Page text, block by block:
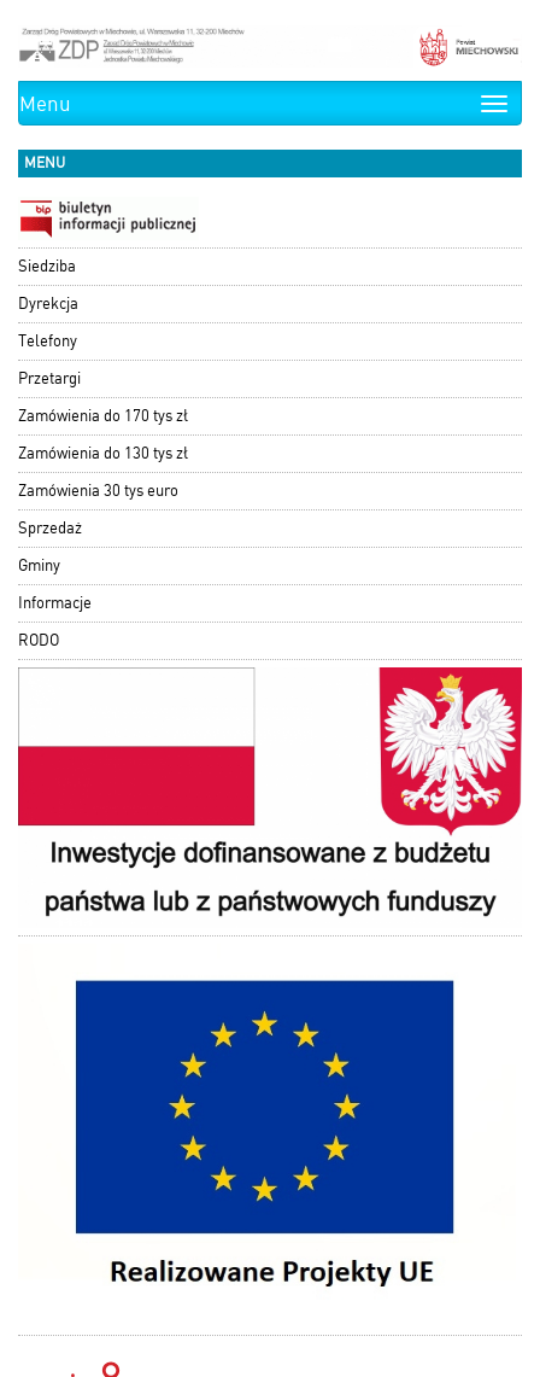
Toggle
Menu
MENU
Siedziba
Dyrekcja
Telefony
Przetargi
Zamówienia do 170 tys zł
Zamówienia do 130 tys zł
Zamówienia 30 tys euro
Sprzedaż
Gminy
Informacje
RODO